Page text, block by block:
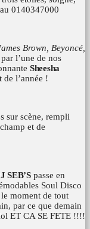
0140347000
Brown, Beyoncé,
l’une de nos
Sheesha
l’année !
sur scène, rempli
et de
SEB’Spasse en
Soul Disco
moment de tout
par ce que demain
ET CA SE FETE !!!!